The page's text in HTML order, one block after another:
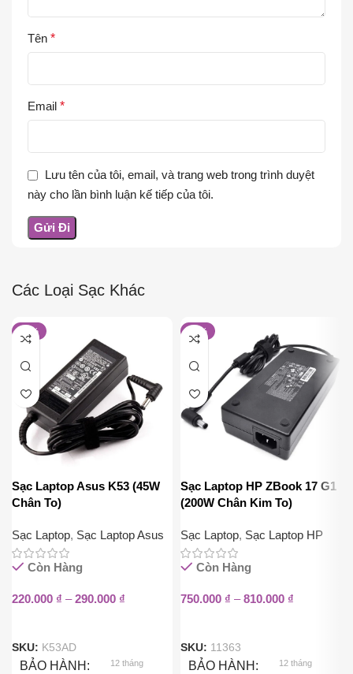
Tên *
Email *
Lưu tên của tôi, email, và trang web trong trình duyệt
này cho lần bình luận kế tiếp của tôi.
Các Loại Sạc Khác
-17%
Sạc Laptop Asus K53 (45W
Chân To)
Sạc Laptop, Sạc Laptop Asus
Còn Hàng
220.000 ₫ – 290.000 ₫
SKU: K53AD
BẢO HÀNH 12 tháng
-15%
Sạc Laptop HP ZBook 17 G1
(200W Chân Kim To)
Sạc Laptop, Sạc Laptop HP
Còn Hàng
750.000 ₫ – 810.000 ₫
SKU: 11363
BẢO HÀNH 12 tháng